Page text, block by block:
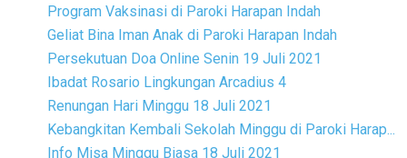
Program Vaksinasi di Paroki Harapan Indah
Geliat Bina Iman Anak di Paroki Harapan Indah
Persekutuan Doa Online Senin 19 Juli 2021
Ibadat Rosario Lingkungan Arcadius 4
Renungan Hari Minggu 18 Juli 2021
Kebangkitan Kembali Sekolah Minggu di Paroki Harap...
Info Misa Minggu Biasa 18 Juli 2021